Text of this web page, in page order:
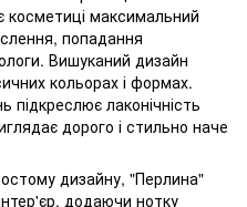
косметиці максимальний
попадання
Вишуканий дизайн
кольорах і формах.
підкреслює лаконічність
дорого і стильно наче
дизайну, "Перлина"
додаючи нотку